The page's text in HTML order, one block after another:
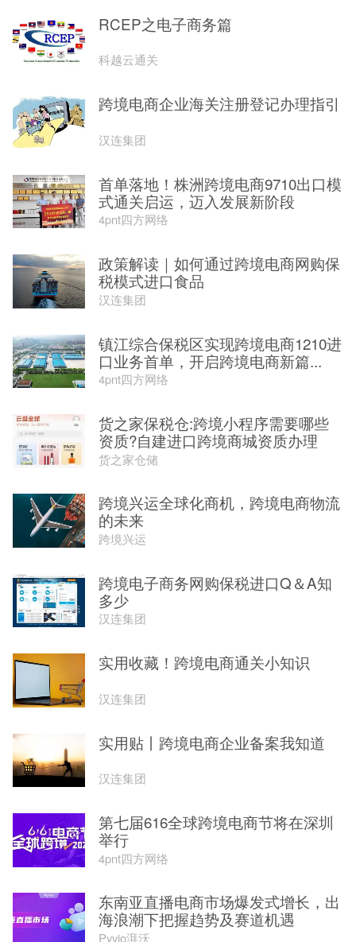
RCEP之电子商务篇
科越云通关
跨境电商企业海关注册登记办理指引
汉连集团
首单落地！株洲跨境电商9710出口模
式通关启运，迈入发展新阶段
4pnt四方网络
政策解读｜如何通过跨境电商网购保
税模式进口食品
汉连集团
镇江综合保税区实现跨境电商1210进
口业务首单，开启跨境电商新篇...
4pnt四方网络
货之家保税仓:跨境小程序需要哪些
资质?自建进口跨境商城资质办理
货之家仓储
跨境兴运全球化商机，跨境电商物流
的未来
跨境兴运
跨境电子商务网购保税进口Q＆A知
多少
汉连集团
实用收藏！跨境电商通关小知识
汉连集团
实用贴丨跨境电商企业备案我知道
汉连集团
第七届616全球跨境电商节将在深圳
举行
4pnt四方网络
东南亚直播电商市场爆发式增长，出
海浪潮下把握趋势及赛道机遇
Pyvio湃沃